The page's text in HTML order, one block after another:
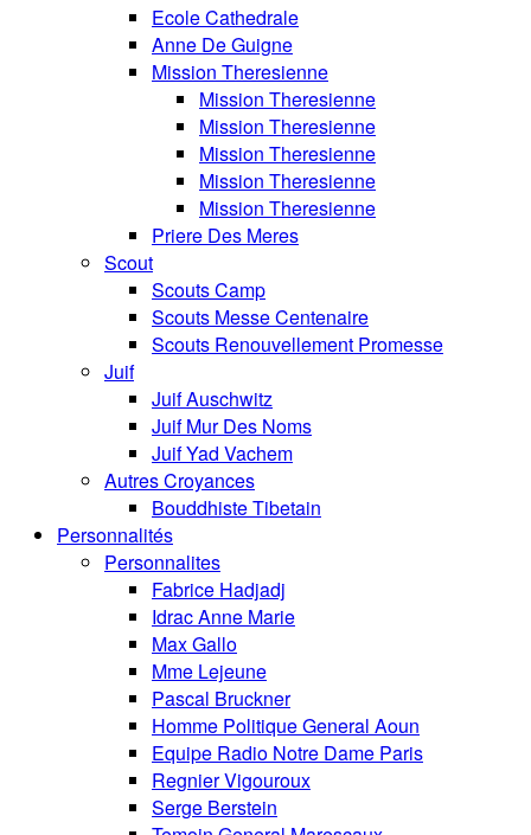
Ecole Cathedrale
Anne De Guigne
Mission Theresienne
Mission Theresienne
Mission Theresienne
Mission Theresienne
Mission Theresienne
Mission Theresienne
Priere Des Meres
Scout
Scouts Camp
Scouts Messe Centenaire
Scouts Renouvellement Promesse
Juif
Juif Auschwitz
Juif Mur Des Noms
Juif Yad Vachem
Autres Croyances
Bouddhiste Tibetain
Personnalités
Personnalites
Fabrice Hadjadj
Idrac Anne Marie
Max Gallo
Mme Lejeune
Pascal Bruckner
Homme Politique General Aoun
Equipe Radio Notre Dame Paris
Regnier Vigouroux
Serge Berstein